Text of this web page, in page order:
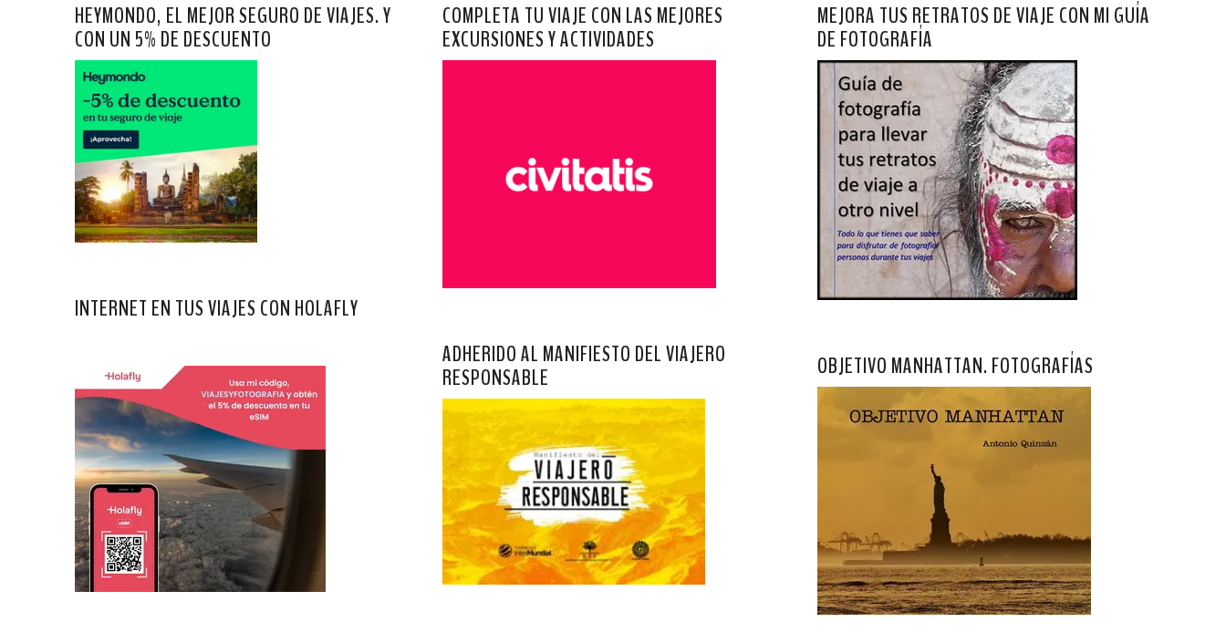
HEYMONDO, EL MEJOR SEGURO DE VIAJES. Y
CON UN 5% DE DESCUENTO
INTERNET EN TUS VIAJES CON HOLAFLY
COMPLETA TU VIAJE CON LAS MEJORES
EXCURSIONES Y ACTIVIDADES
ADHERIDO AL MANIFIESTO DEL VIAJERO
RESPONSABLE
MEJORA TUS RETRATOS DE VIAJE CON MI GUÍA
DE FOTOGRAFÍA
OBJETIVO MANHATTAN. FOTOGRAFÍAS